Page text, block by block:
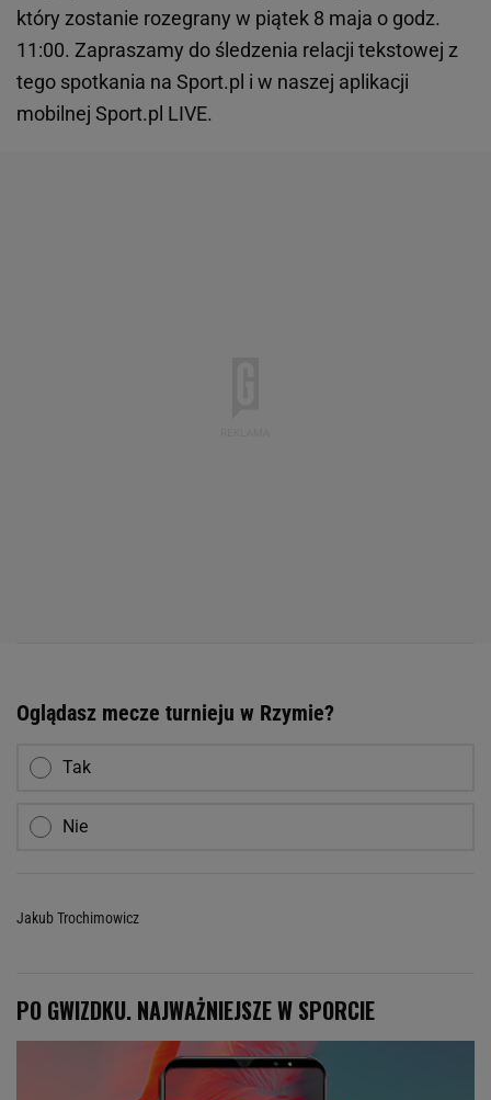
który zostanie rozegrany w piątek 8 maja o godz.
11:00. Zapraszamy do śledzenia relacji tekstowej z
tego spotkania na Sport.pl i w naszej aplikacji
mobilnej Sport.pl LIVE.
Oglądasz mecze turnieju w Rzymie?
Tak
Nie
Jakub Trochimowicz